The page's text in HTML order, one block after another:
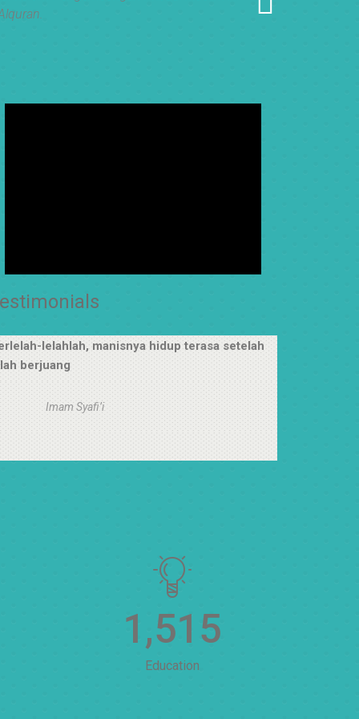
lelahlah, manisnya hidup terasa setelah
berjuang
Imam Syafi’i
1,522
Education